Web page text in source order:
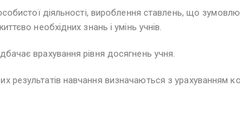
діяльності, вироблення ставлень, що
необхідних знань і умінь учнів.
врахування рівня досягнень учня.
навчання визначаються з урахуванням